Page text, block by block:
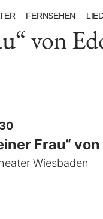
FERNSEHEN
von
Frau“
Wiesbaden